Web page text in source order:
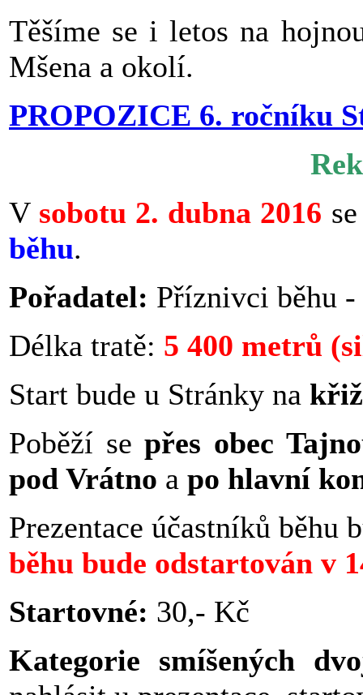
Těšíme se i letos na
Mšena a okolí.
PROPOZICE 6. ročníku
V sobotu 2. dubna 2016
běhu.
Pořadatel: Příznivci běhu
Délka tratě: 5 400 metrů
Start bude u Stránky na
Poběží sepřes obec
pod Vrátno a po hlavní
Prezentace účastníků běhu
běhu bude odstartován v
Startovné: 30,- Kč
Kategorie smíšených